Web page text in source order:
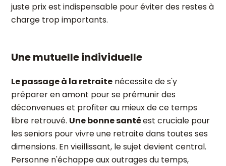
juste prix est indispensable pour éviter des restes à
charge trop importants.
Une mutuelle individuelle
Le passage à la retraite nécessite de s'y
préparer en amont pour se prémunir des
déconvenues et profiter au mieux de ce temps
libre retrouvé. Une bonne santéest cruciale pour
les seniors pour vivre une retraite dans toutes ses
dimensions. En vieillissant, le sujet devient central.
Personne n'échappe aux outrages du temps,